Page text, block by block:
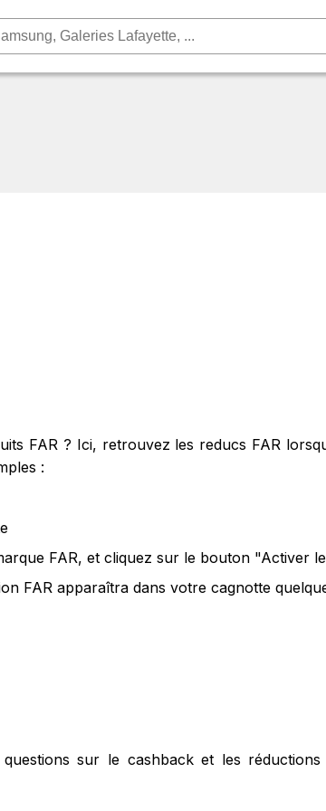
FAR ? Ici, retrouvez les reducs FAR
:
FAR, et cliquez sur le bouton "Activer
FAR apparaîtra dans votre cagnotte
sur le cashback et les